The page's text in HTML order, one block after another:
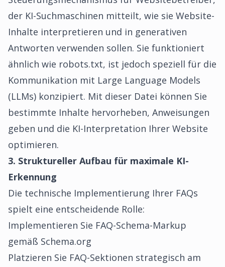
der KI-Suchmaschinen mitteilt, wie sie Website-
Inhalte interpretieren und in generativen
Antworten verwenden sollen. Sie funktioniert
ähnlich wie robots.txt, ist jedoch speziell für die
Kommunikation mit Large Language Models
(LLMs) konzipiert. Mit dieser Datei können Sie
bestimmte Inhalte hervorheben, Anweisungen
geben und die KI-Interpretation Ihrer Website
optimieren.
3. Struktureller Aufbau für maximale KI-
Erkennung
Die technische Implementierung Ihrer FAQs
spielt eine entscheidende Rolle:
Implementieren Sie FAQ-Schema-Markup
gemäß Schema.org
Platzieren Sie FAQ-Sektionen strategisch am